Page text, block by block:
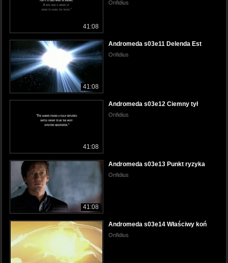
41:08
Onfidius
41:08
Andromeda s03e11 Delenda Est
Onfidius
41:08
Andromeda s03e12 Ciemny tył
Onfidius
41:08
Andromeda s03e13 Punkt ryzyka
Onfidius
Andromeda s03e14 Właściwy koń
Onfidius